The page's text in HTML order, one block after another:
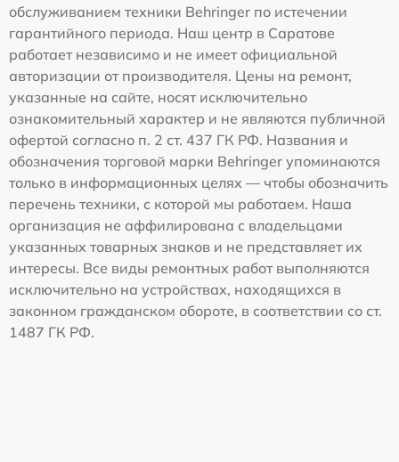
обслуживанием техники Behringer по истечении
гарантийного периода. Наш центр в Саратове
работает независимо и не имеет официальной
авторизации от производителя. Цены на ремонт,
указанные на сайте, носят исключительно
ознакомительный характер и не являются публичной
офертой согласно п. 2 ст. 437 ГК РФ. Названия и
обозначения торговой марки Behringer упоминаются
только в информационных целях — чтобы обозначить
перечень техники, с которой мы работаем. Наша
организация не аффилирована с владельцами
указанных товарных знаков и не представляет их
интересы. Все виды ремонтных работ выполняются
исключительно на устройствах, находящихся в
законном гражданском обороте, в соответствии со ст.
1487 ГК РФ.